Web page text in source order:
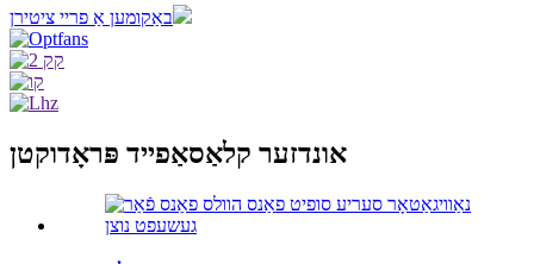
באַקומען אַ פריי ציטירן
אונדזער קלאַסאַפייד פּראָדוקטן